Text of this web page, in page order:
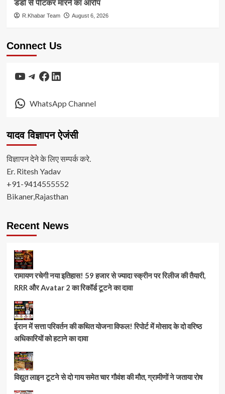
डंडों से पीटकर मारने का आरोप
R.Khabar Team August 6, 2026
Connect Us
YouTube
Telegram
Facebook
LinkedIn
WhatsApp Channel
यादव विज्ञापन ऐजंसी
विज्ञापन देने के लिए सम्पर्क करे.
Er. Ritesh Yadav
+91-9414555552
Bikaner,Rajasthan
Recent News
रामायण रचेगी नया इतिहास! 59 हजार से ज्यादा स्क्रीन पर रिलीज की तैयारी,
RRR और Avatar 2 का रिकॉर्ड टूटने का दावा
ईरान में सत्ता परिवर्तन की कथित योजना विफल! रिपोर्ट में मोसाद के दो वरिष्ठ
अधिकारियों को हटाने का दावा
विद्युत लाइन टूटने से दो गाय समेत चार गौवंश की मौत, ग्रामीणों ने जताया रोष